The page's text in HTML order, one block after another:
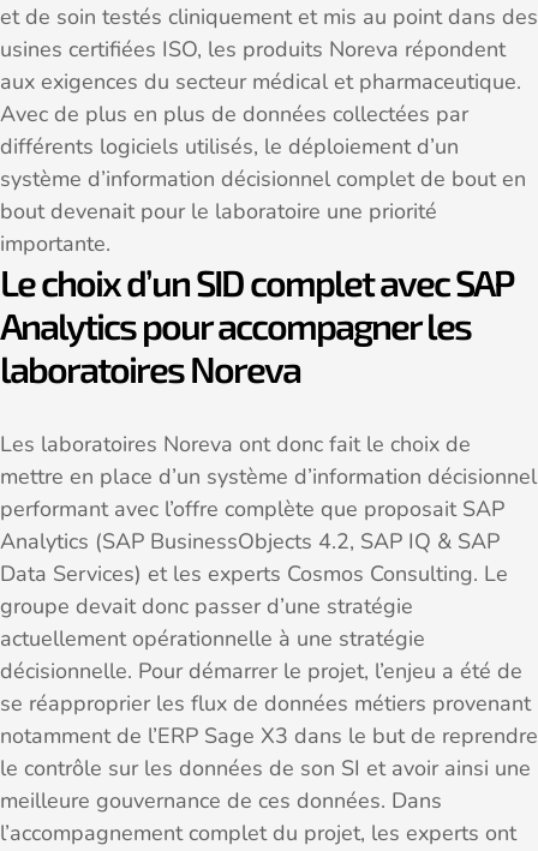
et de soin testés cliniquement et mis au point dans des
usines certifiées ISO, les produits Noreva répondent
aux exigences du secteur médical et pharmaceutique.
Avec de plus en plus de données collectées par
différents logiciels utilisés, le déploiement d’un
système d’information décisionnel complet de bout en
bout devenait pour le laboratoire une priorité
importante.
Le choix d’un SID complet avec SAP
Analytics pour accompagner les
laboratoires Noreva
Les laboratoires Noreva ont donc fait le choix de
mettre en place d’un système d’information décisionnel
performant avec l’offre complète que proposait SAP
Analytics (SAP BusinessObjects 4.2, SAP IQ & SAP
Data Services) et les experts Cosmos Consulting. Le
groupe devait donc passer d’une stratégie
actuellement opérationnelle à une stratégie
décisionnelle. Pour démarrer le projet, l’enjeu a été de
se réapproprier les flux de données métiers provenant
notamment de l’ERP Sage X3 dans le but de reprendre
le contrôle sur les données de son SI et avoir ainsi une
meilleure gouvernance de ces données. Dans
l’accompagnement complet du projet, les experts ont